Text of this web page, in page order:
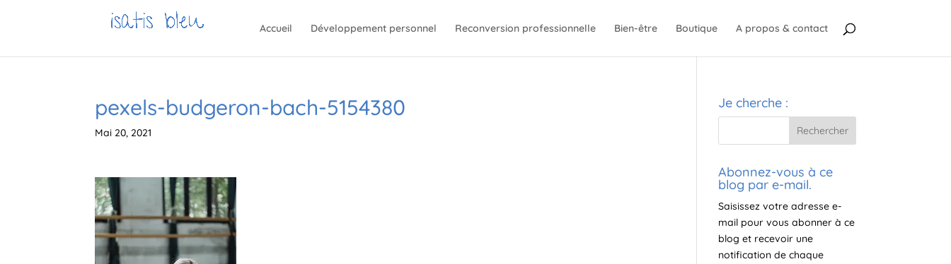
Accueil Développement personnel Reconversion professionnelle Bien-être Boutique A propos & contact
pexels-budgeron-bach-5154380
Mai 20, 2021
Je cherche :
Abonnez-vous à ce
blog par e-mail.
Saisissez votre adresse e-
mail pour vous abonner à ce
blog et recevoir une
notification de chaque